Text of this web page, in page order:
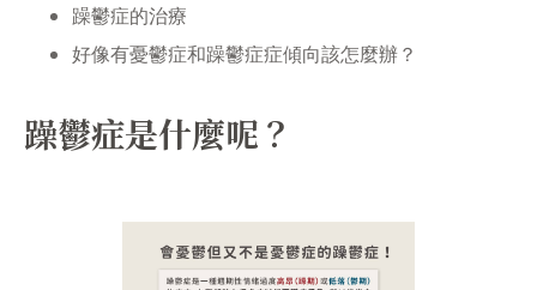
躁鬱症的治療
好像有憂鬱症和躁鬱症症傾向該怎麼辦？
躁鬱症是什麼呢？